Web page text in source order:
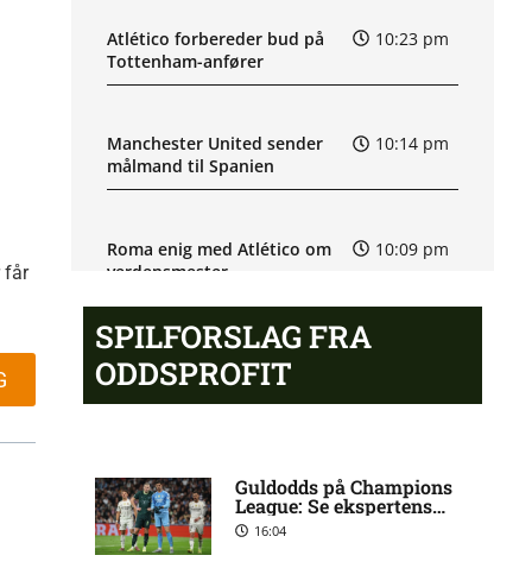
får
Atlético forbereder bud på
Tottenham-anfører
10:23 pm
Manchester United sender
målmand til Spanien
10:14 pm
Roma enig med Atlético om
verdensmester
10:09 pm
Chelsea sælger Chalobah til
Como
FCN-profil
SPILFORSLAG FRA
ODDSPROFIT
Guldodds på Champions
League: Se ekspertens
spilforslag her
16:04